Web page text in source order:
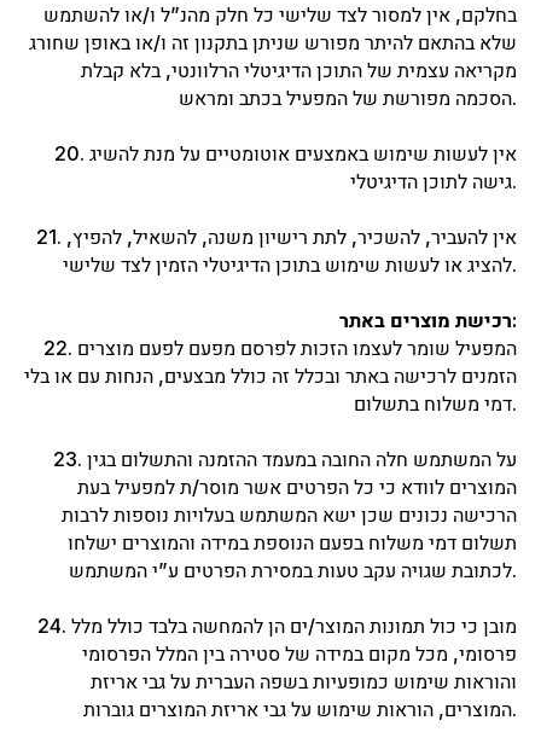
בחלקם, אין למסור לצד שלישי כל חלק מהנ”ל ו/או להשתמש
שלא בהתאם להיתר מפורש שניתן בתקנון זה ו/או באופן שחורג
מקריאה עצמית של התוכן הדיגיטלי הרלוונטי, בלא קבלת
הסכמה מפורשת של המפעיל בכתב ומראש.
20. אין לעשות שימוש באמצעים אוטומטיים על מנת להשיג
גישה לתוכן הדיגיטלי.
21. אין להעביר, להשכיר, לתת רישיון משנה, להשאיל, להפיץ,
להציג או לעשות שימוש בתוכן הדיגיטלי הזמין לצד שלישי.
רכישת מוצרים באתר:
22. המפעיל שומר לעצמו הזכות לפרסם מפעם לפעם מוצרים
הזמנים לרכישה באתר ובכלל זה כולל מבצעים, הנחות עם או בלי
דמי משלוח בתשלום.
23. על המשתמש חלה החובה במעמד ההזמנה והתשלום בגין
המוצרים לוודא כי כל הפרטים אשר מוסר/ת למפעיל בעת
הרכישה נכונים שכן ישא המשתמש בעלויות נוספות לרבות
תשלום דמי משלוח בפעם הנוספת במידה והמוצרים ישלחו
לכתובת שגויה עקב טעות במסירת הפרטים ע”י המשתמש.
24. מובן כי כול תמונות המוצר/ים הן להמחשה בלבד כולל מלל
פרסומי, מכל מקום במידה של סטירה בין המלל הפרסומי
והוראות שימוש כמופעיות בשפה העברית על גבי אריזת
המוצרים, הוראות שימוש על גבי אריזת המוצרים גוברות.